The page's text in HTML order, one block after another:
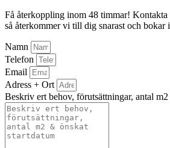
Få återkoppling inom 48 timmar! Kontakta
så återkommer vi till dig snarast och bokar
Namn
Telefon
Email
Adress + Ort
Beskriv ert behov, förutsättningar, antal